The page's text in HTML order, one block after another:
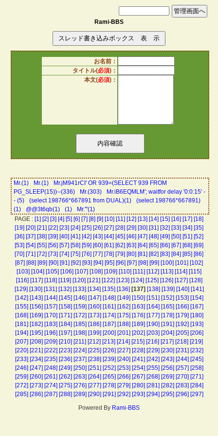
Rami-BBS
お名前：
タイトル(必須)：
本文(必須)：
Mr.(1) Mr.(1)
Mr.jM941rCI' OR 939=(SELECT 939 FROM
PG_SLEEP(15))--(336)
Mr.(303)
Mr.iB6EQMLM'; waitfor delay '0:0:15' -
- (5)
(select 198766*667891 from DUAL)(1)
(select 198766*667891)
(1)
@@3t6qb(1) (1)
Mr.'"(1)
PAGE : [1] [2] [3] [4] [5] [6] [7] [8] [9] [10] [11] [12] [13] [14] [15] [16] [17] [18]
[19] [20] [21] [22] [23] [24] [25] [26] [27] [28] [29] [30] [31] [32] [33] [34] [35]
[36] [37] [38] [39] [40] [41] [42] [43] [44] [45] [46] [47] [48] [49] [50] [51] [52]
[53] [54] [55] [56] [57] [58] [59] [60] [61] [62] [63] [64] [65] [66] [67] [68] [69]
[70] [71] [72] [73] [74] [75] [76] [77] [78] [79] [80] [81] [82] [83] [84] [85] [86]
[87] [88] [89] [90] [91] [92] [93] [94] [95] [96] [97] [98] [99] [100] [101] [102]
[103] [104] [105] [106] [107] [108] [109] [110] [111] [112] [113] [114] [115]
[116] [117] [118] [119] [120] [121] [122] [123] [124] [125] [126] [127] [128]
[129] [130] [131] [132] [133] [134] [135] [136] [137] [138] [139] [140] [141]
[142] [143] [144] [145] [146] [147] [148] [149] [150] [151] [152] [153] [154]
[155] [156] [157] [158] [159] [160] [161] [162] [163] [164] [165] [166] [167]
[168] [169] [170] [171] [172] [173] [174] [175] [176] [177] [178] [179] [180]
[181] [182] [183] [184] [185] [186] [187] [188] [189] [190] [191] [192] [193]
[194] [195] [196] [197] [198] [199] [200] [201] [202] [203] [204] [205] [206]
[207] [208] [209] [210] [211] [212] [213] [214] [215] [216] [217] [218] [219]
[220] [221] [222] [223] [224] [225] [226] [227] [228] [229] [230] [231] [232]
[233] [234] [235] [236] [237] [238] [239] [240] [241] [242] [243] [244] [245]
[246] [247] [248] [249] [250] [251] [252] [253] [254] [255] [256] [257] [258]
[259] [260] [261] [262] [263] [264] [265] [266] [267] [268] [269] [270] [271]
[272] [273] [274] [275] [276] [277] [278] [279] [280] [281] [282] [283] [284]
[285] [286] [287] [288] [289] [290] [291] [292] [293] [294] [295] [296] [297]
Powered By Rami-BBS